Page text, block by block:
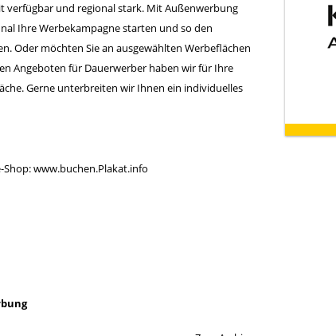
verfügbar und regional stark. Mit Außenwerbung
Ihre Werbekampagne starten und so den
Oder möchten Sie an ausgewählten Werbeflächen
Angeboten für Dauerwerber haben wir für Ihre
Gerne unterbreiten wir Ihnen ein individuelles
Shop:www.buchen.Plakat.info